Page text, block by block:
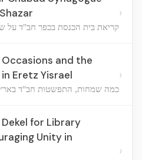
קריאת בית הכנסת בכפר חב"ד על
›
and the
Eretz Yisrael
כמה שמחות, התפשטות חב"ד
›
for Library
Unity in
›